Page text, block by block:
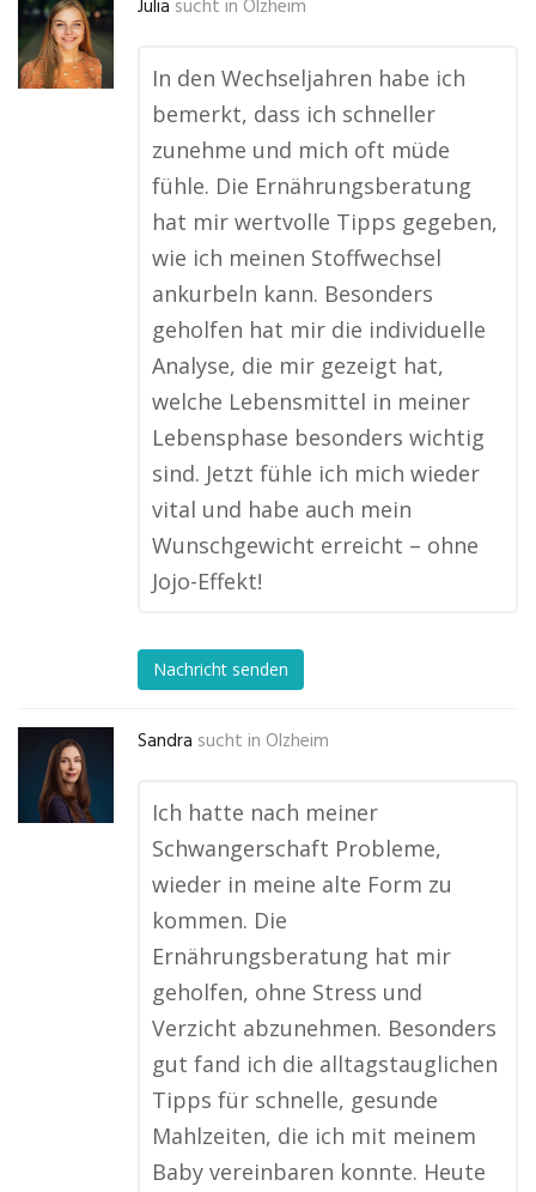
Julia sucht in Olzheim
In den Wechseljahren habe ich
bemerkt, dass ich schneller
zunehme und mich oft müde
fühle. Die Ernährungsberatung
hat mir wertvolle Tipps gegeben,
wie ich meinen Stoffwechsel
ankurbeln kann. Besonders
geholfen hat mir die individuelle
Analyse, die mir gezeigt hat,
welche Lebensmittel in meiner
Lebensphase besonders wichtig
sind. Jetzt fühle ich mich wieder
vital und habe auch mein
Wunschgewicht erreicht – ohne
Jojo-Effekt!
Nachricht senden
Sandra sucht in Olzheim
Ich hatte nach meiner
Schwangerschaft Probleme,
wieder in meine alte Form zu
kommen. Die
Ernährungsberatung hat mir
geholfen, ohne Stress und
Verzicht abzunehmen. Besonders
gut fand ich die alltagstauglichen
Tipps für schnelle, gesunde
Mahlzeiten, die ich mit meinem
Baby vereinbaren konnte. Heute